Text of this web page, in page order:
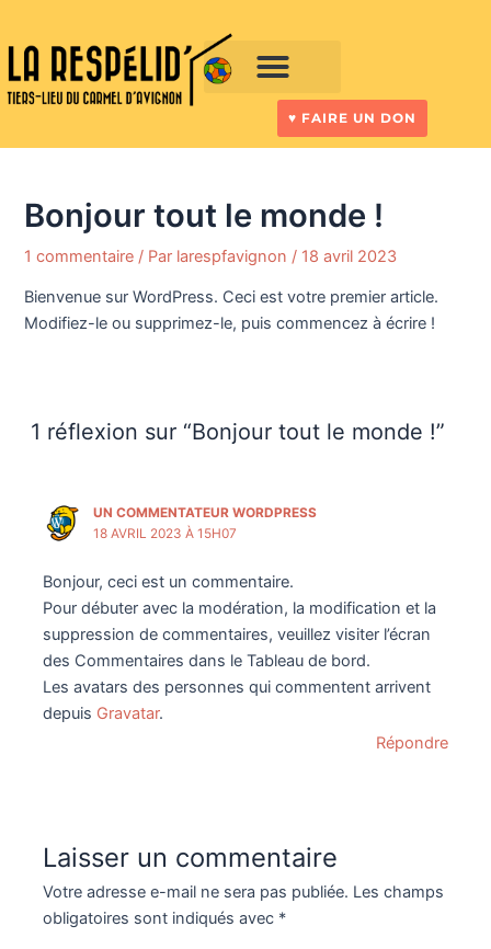
♥︎ FAIRE UN DON
Bonjour tout le monde !
1 commentaire / Par larespfavignon / 18 avril 2023
Bienvenue sur WordPress. Ceci est votre premier article.
Modifiez-le ou supprimez-le, puis commencez à écrire !
1 réflexion sur “Bonjour tout le monde !”
UN COMMENTATEUR WORDPRESS
18 AVRIL 2023 À 15H07
Bonjour, ceci est un commentaire.
Pour débuter avec la modération, la modification et la
suppression de commentaires, veuillez visiter l’écran
des Commentaires dans le Tableau de bord.
Les avatars des personnes qui commentent arrivent
depuis Gravatar.
Répondre
Laisser un commentaire
Votre adresse e-mail ne sera pas publiée. Les champs
obligatoires sont indiqués avec *